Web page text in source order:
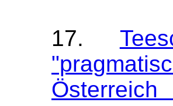
17.